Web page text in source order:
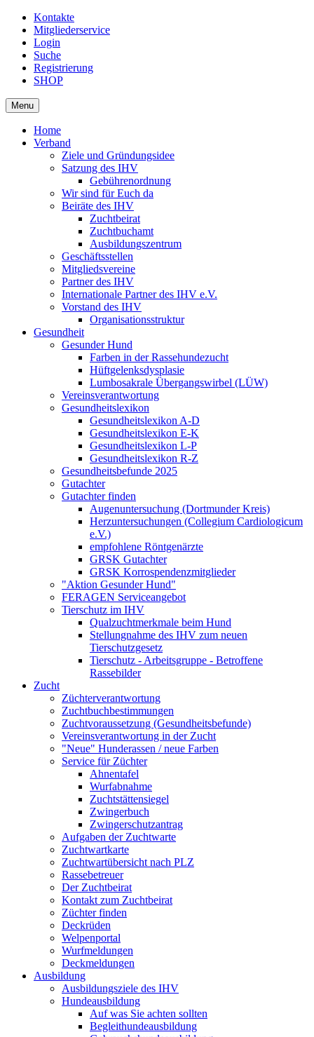
Kontakte
Mitgliederservice
Login
Suche
Registrierung
SHOP
Menu
Home
Verband
Ziele und Gründungsidee
Satzung des IHV
Gebührenordnung
Wir sind für Euch da
Beiräte des IHV
Zuchtbeirat
Zuchtbuchamt
Ausbildungszentrum
Geschäftsstellen
Mitgliedsvereine
Partner des IHV
Internationale Partner des IHV e.V.
Vorstand des IHV
Organisationsstruktur
Gesundheit
Gesunder Hund
Farben in der Rassehundezucht
Hüftgelenksdysplasie
Lumbosakrale Übergangswirbel (LÜW)
Vereinsverantwortung
Gesundheitslexikon
Gesundheitslexikon A-D
Gesundheitslexikon E-K
Gesundheitslexikon L-P
Gesundheitslexikon R-Z
Gesundheitsbefunde 2025
Gutachter
Gutachter finden
Augenuntersuchung (Dortmunder Kreis)
Herzuntersuchungen (Collegium Cardiologicum
e.V.)
empfohlene Röntgenärzte
GRSK Gutachter
GRSK Korrospendenzmitglieder
"Aktion Gesunder Hund"
FERAGEN Serviceangebot
Tierschutz im IHV
Qualzuchtmerkmale beim Hund
Stellungnahme des IHV zum neuen
Tierschutzgesetz
Tierschutz - Arbeitsgruppe - Betroffene
Rassebilder
Zucht
Züchterverantwortung
Zuchtbuchbestimmungen
Zuchtvoraussetzung (Gesundheitsbefunde)
Vereinsverantwortung in der Zucht
"Neue" Hunderassen / neue Farben
Service für Züchter
Ahnentafel
Wurfabnahme
Zuchtstättensiegel
Zwingerbuch
Zwingerschutzantrag
Aufgaben der Zuchtwarte
Zuchtwartkarte
Zuchtwartübersicht nach PLZ
Rassebetreuer
Der Zuchtbeirat
Kontakt zum Zuchtbeirat
Züchter finden
Deckrüden
Welpenportal
Wurfmeldungen
Deckmeldungen
Ausbildung
Ausbildungsziele des IHV
Hundeausbildung
Auf was Sie achten sollten
Begleithundeausbildung